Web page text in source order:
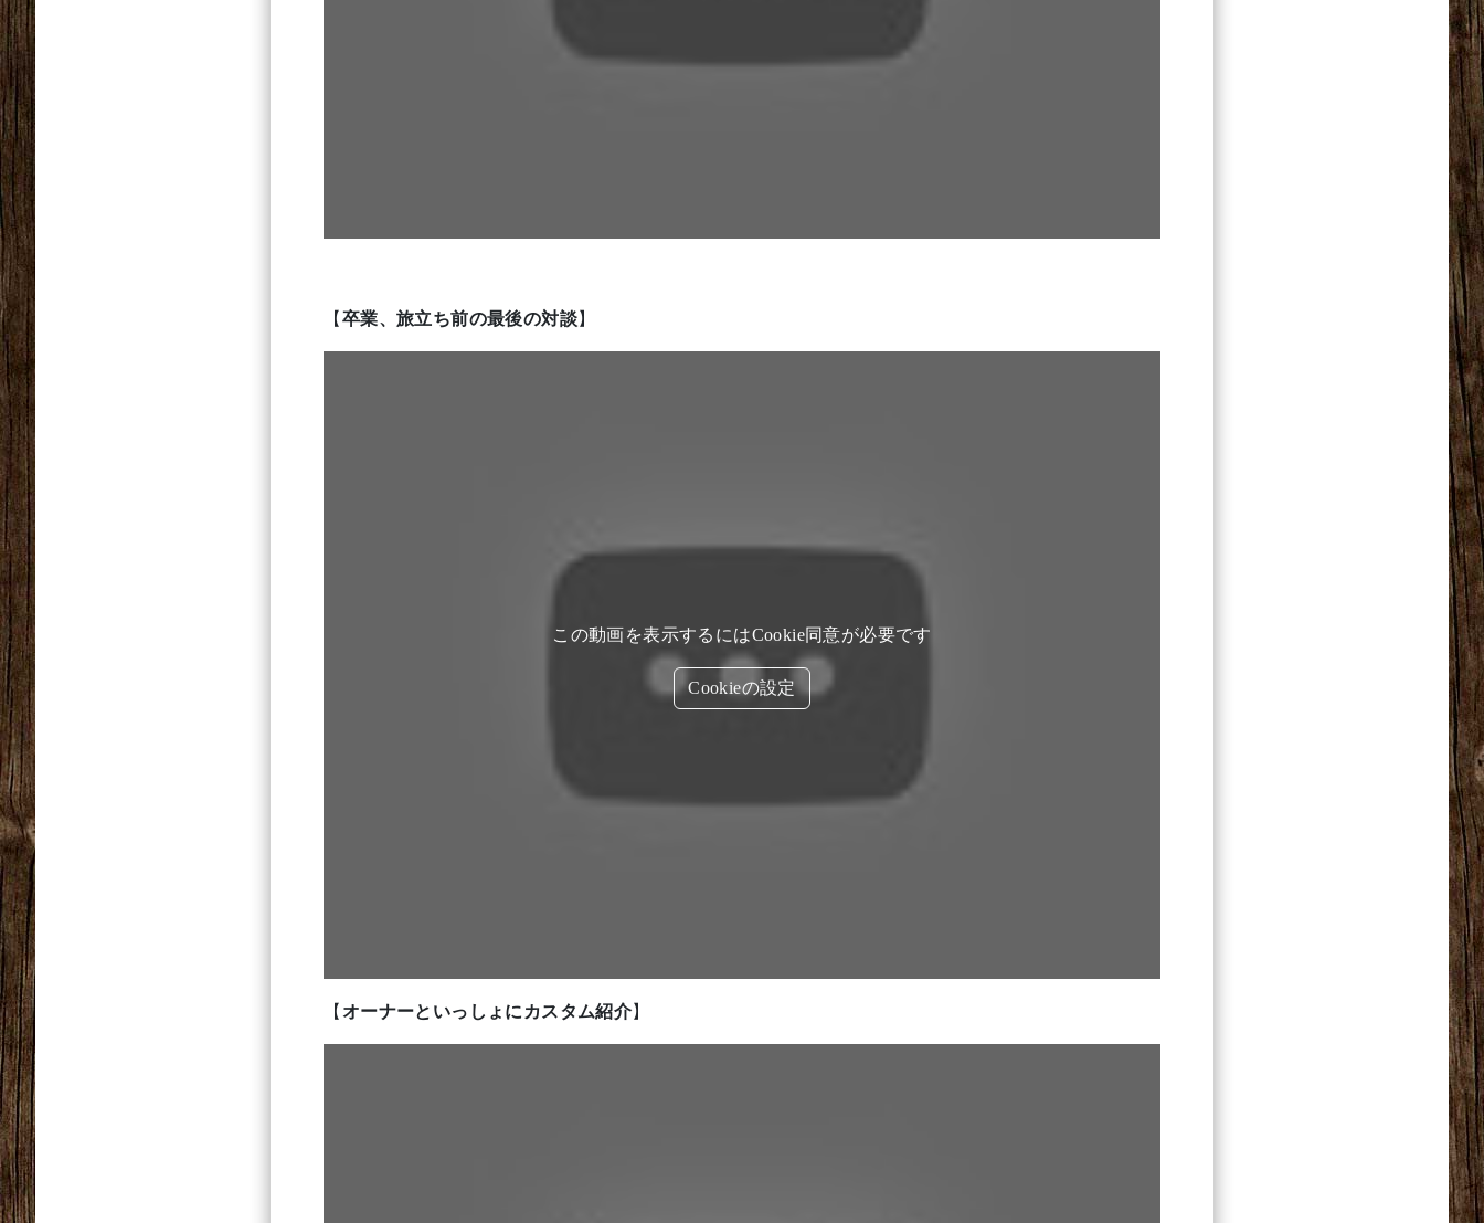
【 卒業、旅立ち前の最後の対談】
この動画を表示するにはCookie同意が必要です
Cookieの設定
【 オーナーといっしょにカスタム紹介】